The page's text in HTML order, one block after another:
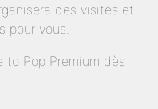
des visites et
pour vous.
to Pop Premium dès